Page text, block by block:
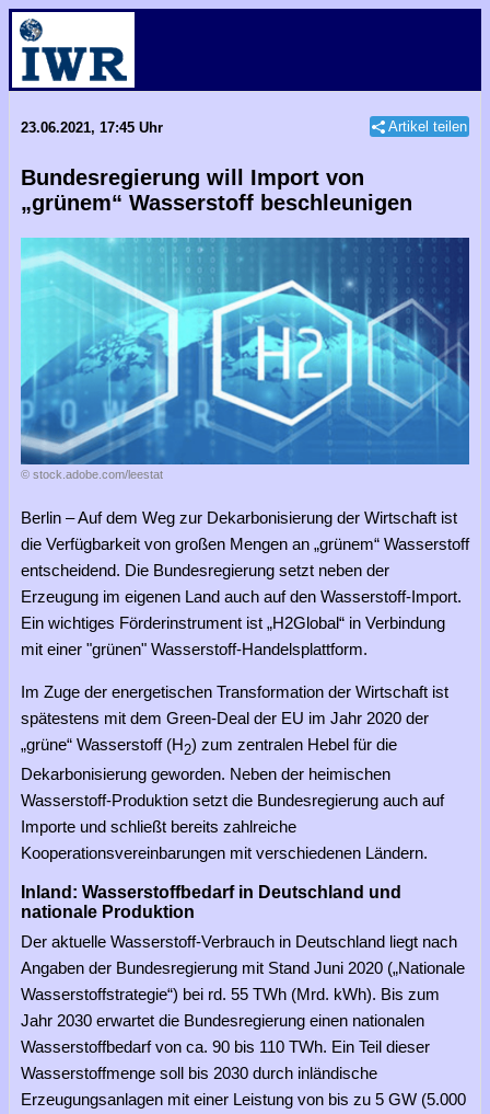
23.06.2021, 17:45 Uhr Artikel teilen
Bundesregierung will Import von
„grünem“ Wasserstoff beschleunigen
© stock.adobe.com/leestat
Berlin – Auf dem Weg zur Dekarbonisierung der Wirtschaft ist
die Verfügbarkeit von großen Mengen an „grünem“ Wasserstoff
entscheidend. Die Bundesregierung setzt neben der
Erzeugung im eigenen Land auch auf den Wasserstoff-Import.
Ein wichtiges Förderinstrument ist „H2Global“ in Verbindung
mit einer "grünen" Wasserstoff-Handelsplattform.
Im Zuge der energetischen Transformation der Wirtschaft ist
spätestens mit dem Green-Deal der EU im Jahr 2020 der
„grüne“ Wasserstoff (H2) zum zentralen Hebel für die
Dekarbonisierung geworden. Neben der heimischen
Wasserstoff-Produktion setzt die Bundesregierung auch auf
Importe und schließt bereits zahlreiche
Kooperationsvereinbarungen mit verschiedenen Ländern.
Inland: Wasserstoffbedarf in Deutschland und
nationale Produktion
Der aktuelle Wasserstoff-Verbrauch in Deutschland liegt nach
Angaben der Bundesregierung mit Stand Juni 2020 („Nationale
Wasserstoffstrategie“) bei rd. 55 TWh (Mrd. kWh). Bis zum
Jahr 2030 erwartet die Bundesregierung einen nationalen
Wasserstoffbedarf von ca. 90 bis 110 TWh. Ein Teil dieser
Wasserstoffmenge soll bis 2030 durch inländische
Erzeugungsanlagen mit einer Leistung von bis zu 5 GW (5.000